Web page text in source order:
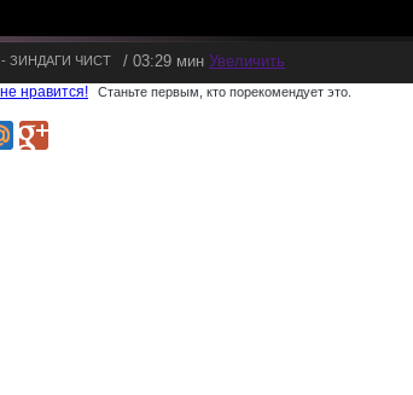
- ЗИНДАГИ ЧИСТ / 03:29 мин Увеличить
Станьте первым, кто порекомендует это.